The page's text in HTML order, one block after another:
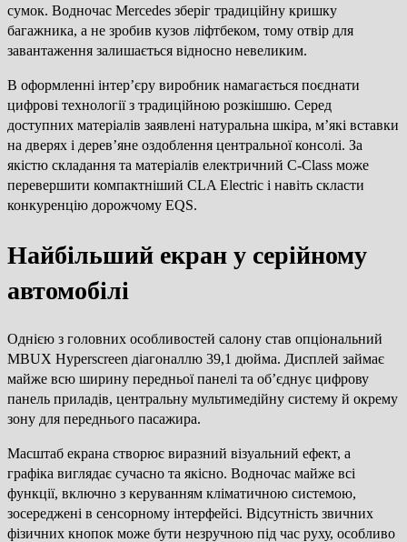
сумок. Водночас Mercedes зберіг традиційну кришку
багажника, а не зробив кузов ліфтбеком, тому отвір для
завантаження залишається відносно невеликим.
В оформленні інтер’єру виробник намагається поєднати
цифрові технології з традиційною розкішшю. Серед
доступних матеріалів заявлені натуральна шкіра, м’які вставки
на дверях і дерев’яне оздоблення центральної консолі. За
якістю складання та матеріалів електричний C-Class може
перевершити компактніший CLA Electric і навіть скласти
конкуренцію дорожчому EQS.
Найбільший екран у серійному
автомобілі
Однією з головних особливостей салону став опціональний
MBUX Hyperscreen діагоналлю 39,1 дюйма. Дисплей займає
майже всю ширину передньої панелі та об’єднує цифрову
панель приладів, центральну мультимедійну систему й окрему
зону для переднього пасажира.
Масштаб екрана створює виразний візуальний ефект, а
графіка виглядає сучасно та якісно. Водночас майже всі
функції, включно з керуванням кліматичною системою,
зосереджені в сенсорному інтерфейсі. Відсутність звичних
фізичних кнопок може бути незручною під час руху, особливо